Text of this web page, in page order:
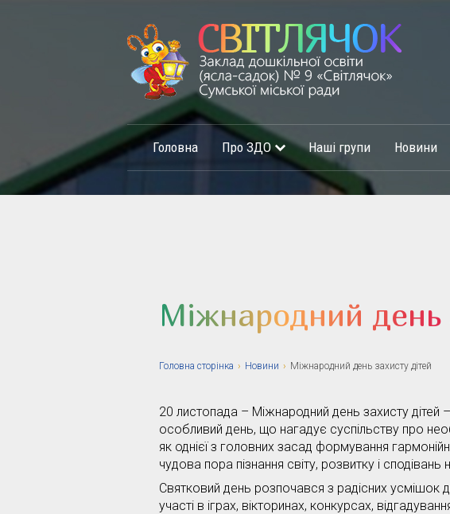
Головна Про ЗДО Наші групи Новини
Міжнародний день
Головна сторiнка › Новини › Міжнародний день захисту дітей
20 листопада – Міжнародний день захисту дітей
особливий день, що нагадує суспільству про
як однієї з головних засад формування
чудова пора пізнання світу, розвитку і сподівань
Святковий день розпочався з радісних усмішок
участі в іграх, вікторинах, конкурсах,